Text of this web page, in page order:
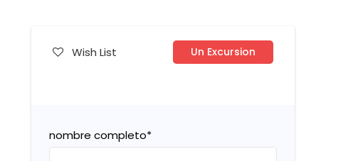
Wish List Un Excursion
nombre completo*